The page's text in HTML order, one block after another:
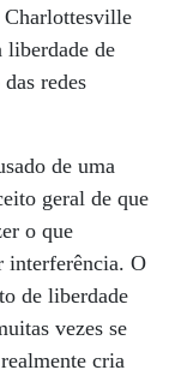
Charlottesville
liberdade de
redes
de uma
geral de que
o que
interferência. O
de liberdade
vezes se
cria